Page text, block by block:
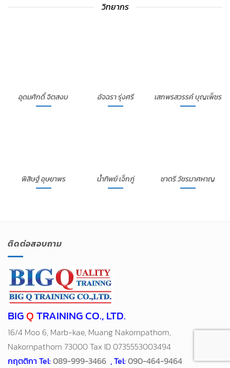
วิทยากร
อุดมศักดิ์ จิตสงบ อัจฉรา รุ่งศรี เสกพรสวรรค์ บุญเพ็ชร
พิสิษฐ์ อุษยาพร น้ำทิพย์ เจ็กภู่ ชาตรี วัชรมาศหาญ
ติดต่อสอบถาม
BIGQTRAINING CO., LTD.
16/4 Moo 6, Marb-kae, Muang Nakornpathom,
Nakornpathom 73000 Tax ID 0735553003494
กฤตติกา Tel:089-999-3466 , Tel:090-464-9464